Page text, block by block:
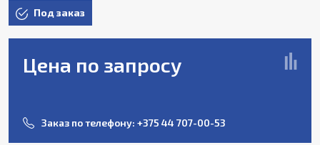
Под заказ
Цена по запросу
Заказ по телефону: +375 44 707-00-53